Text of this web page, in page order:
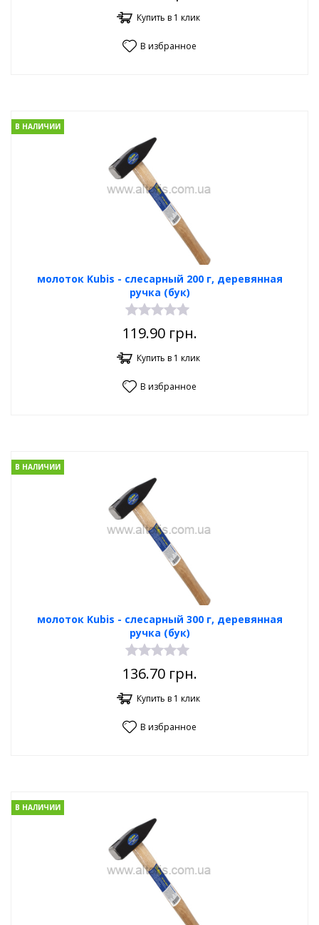
Купить в 1 клик
В избранное
молоток Kubis - слесарный 200 г, деревянная
ручка (бук)
В НАЛИЧИИ
119.90грн.
Купить в 1 клик
В избранное
молоток Kubis - слесарный 300 г, деревянная
ручка (бук)
В НАЛИЧИИ
136.70грн.
Купить в 1 клик
В избранное
В НАЛИЧИИ